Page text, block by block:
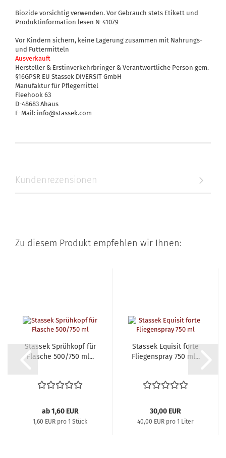
Biozide vorsichtig verwenden. Vor Gebrauch stets Etikett und
Produktinformation lesen N-41079
Vor Kindern sichern, keine Lagerung zusammen mit Nahrungs-
und Futtermitteln
Ausverkauft
Hersteller & Erstinverkehrbringer & Verantwortliche Person gem.
§16GPSR EU Stassek DIVERSIT GmbH
Manufaktur für Pflegemittel
Fleehook 63
D-48683 Ahaus
E-Mail: info@stassek.com
Kundenrezensionen
Zu diesem Produkt empfehlen wir Ihnen:
Stassek Sprühkopf für
Flasche 500/750 ml...
ab 1,60 EUR
1,60 EUR pro 1 Stück
Stassek Equisit forte
Fliegenspray 750 ml...
30,00 EUR
40,00 EUR pro 1 Liter